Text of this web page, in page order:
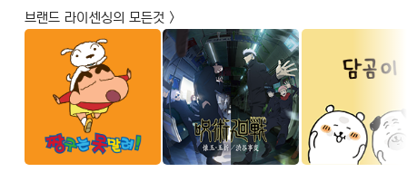
브랜드 라이센싱의 모든것 >